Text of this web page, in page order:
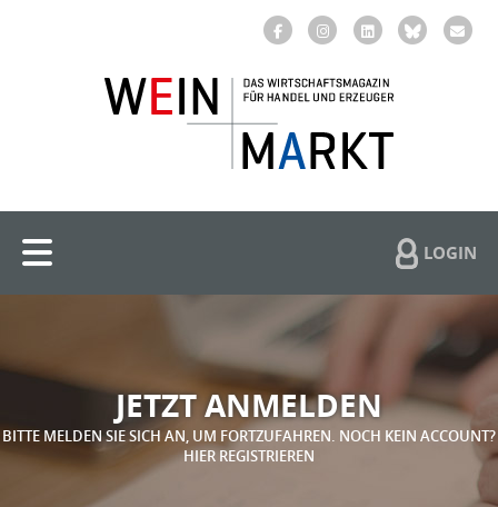
LOGIN
JETZT ANMELDEN
BITTE MELDEN SIE SICH AN, UM FORTZUFAHREN. NOCH KEIN ACCOUNT?
HIER REGISTRIEREN